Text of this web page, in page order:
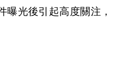
曝光後引起高度關注，